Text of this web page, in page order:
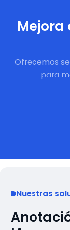
Mejora
Ofrecemos
para
Nuestras